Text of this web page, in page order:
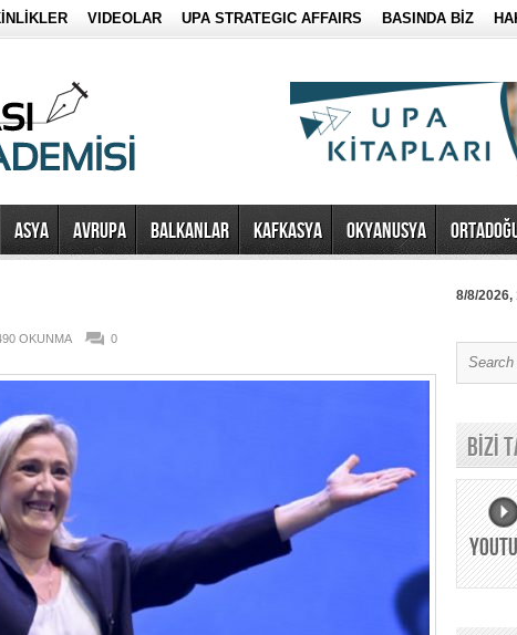
VIDEOLAR UPA STRATEGIC AFFAIRS BASINDA BİZ
ASYA AVRUPA BALKANLAR KAFKASYA OKYANUSYA
OKUNMA 0
8/8/2026,
BİZİ